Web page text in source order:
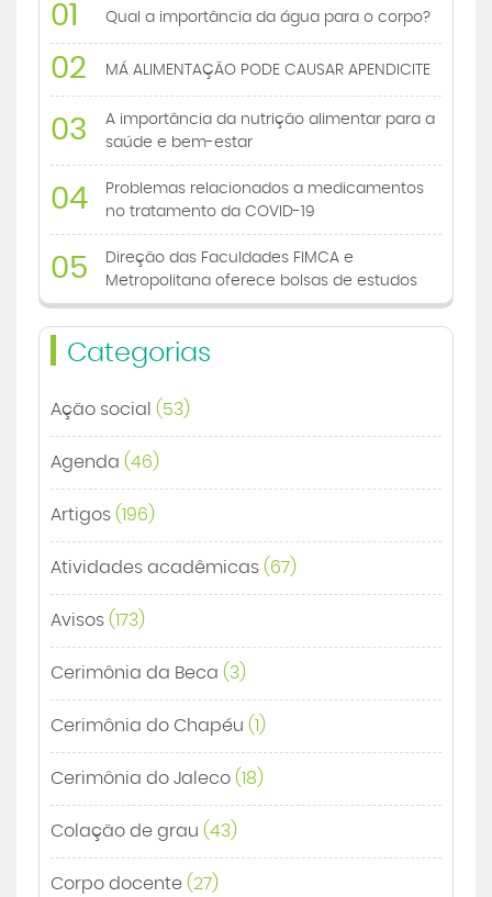
01 Qual a importância da água para o corpo?
02 MÁ ALIMENTAÇÃO PODE CAUSAR APENDICITE
03
A importância da nutrição alimentar para a
saúde e bem-estar
04
Problemas relacionados a medicamentos
no tratamento da COVID-19
05
Direção das Faculdades FIMCA e
Metropolitana oferece bolsas de estudos
Categorias
Ação social (53)
Agenda (46)
Artigos (196)
Atividades acadêmicas (67)
Avisos (173)
Cerimônia da Beca (3)
Cerimônia do Chapéu (1)
Cerimônia do Jaleco (18)
Colação de grau (43)
Corpo docente (27)